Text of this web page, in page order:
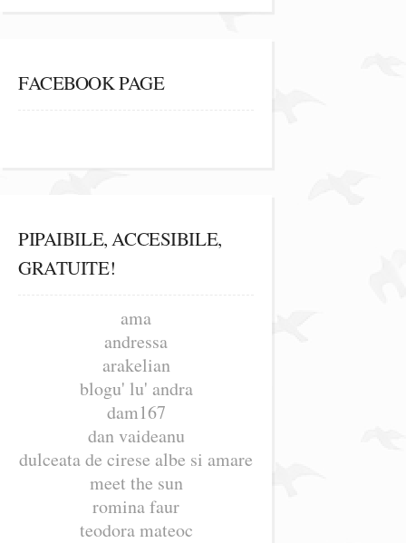
FACEBOOK PAGE
PIPAIBILE, ACCESIBILE,
GRATUITE!
ama
andressa
arakelian
blogu' lu' andra
dam167
dan vaideanu
dulceata de cirese albe si amare
meet the sun
romina faur
teodora mateoc